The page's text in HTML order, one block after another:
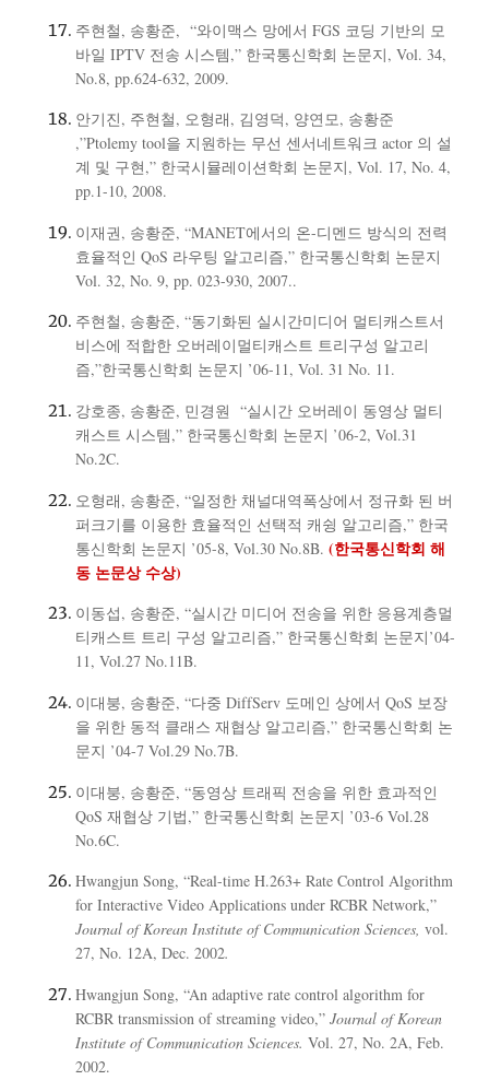
주현철, 송황준, “와이맥스 망에서 FGS 코딩 기반의 모
바일 IPTV 전송 시스템,” 한국통신학회 논문지, Vol. 34,
No.8, pp.624-632, 2009.
안기진, 주현철, 오형래, 김영덕, 양연모, 송황준
,”Ptolemy tool을 지원하는 무선 센서네트워크 actor 의 설
계 및 구현,” 한국시뮬레이션학회 논문지, Vol. 17, No. 4,
pp.1-10, 2008.
이재권, 송황준, “MANET에서의 온-디멘드 방식의 전력
효율적인 QoS 라우팅 알고리즘,” 한국통신학회 논문지
Vol. 32, No. 9, pp. 023-930, 2007..
주현철, 송황준, “동기화된 실시간미디어 멀티캐스트서
비스에 적합한 오버레이멀티캐스트 트리구성 알고리
즘,”한국통신학회 논문지 ’06-11, Vol. 31 No. 11.
강호종, 송황준, 민경원 “실시간 오버레이 동영상 멀티
캐스트 시스템,” 한국통신학회 논문지 ’06-2, Vol.31
No.2C.
오형래, 송황준, “일정한 채널대역폭상에서 정규화 된 버
퍼크기를 이용한 효율적인 선택적 캐슁 알고리즘,” 한국
통신학회 논문지 ’05-8, Vol.30 No.8B.(한국통신학회 해
동 논문상 수상)
이동섭, 송황준, “실시간 미디어 전송을 위한 응용계층멀
티캐스트 트리 구성 알고리즘,” 한국통신학회 논문지’04-
11, Vol.27 No.11B.
이대붕, 송황준, “다중 DiffServ 도메인 상에서 QoS 보장
을 위한 동적 클래스 재협상 알고리즘,” 한국통신학회 논
문지 ’04-7 Vol.29 No.7B.
이대붕, 송황준, “동영상 트래픽 전송을 위한 효과적인
QoS 재협상 기법,” 한국통신학회 논문지 ’03-6 Vol.28
No.6C.
Hwangjun Song, “Real-time H.263+ Rate Control Algorithm
for Interactive Video Applications under RCBR Network,”
Journal of Korean Institute of Communication Sciences,vol.
27, No. 12A, Dec. 2002.
Hwangjun Song, “An adaptive rate control algorithm for
RCBR transmission of streaming video,”Journal of Korean
Institute of Communication Sciences. Vol. 27, No. 2A, Feb.
2002.